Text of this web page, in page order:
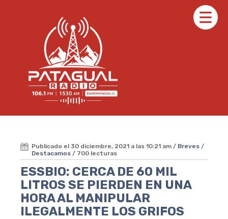
Publicado el 30 diciembre, 2021 a las 10:21 am / Breves /
Destacamos / 700 lecturas
ESSBIO: CERCA DE 60 MIL
LITROS SE PIERDEN EN UNA
HORA AL MANIPULAR
ILEGALMENTE LOS GRIFOS